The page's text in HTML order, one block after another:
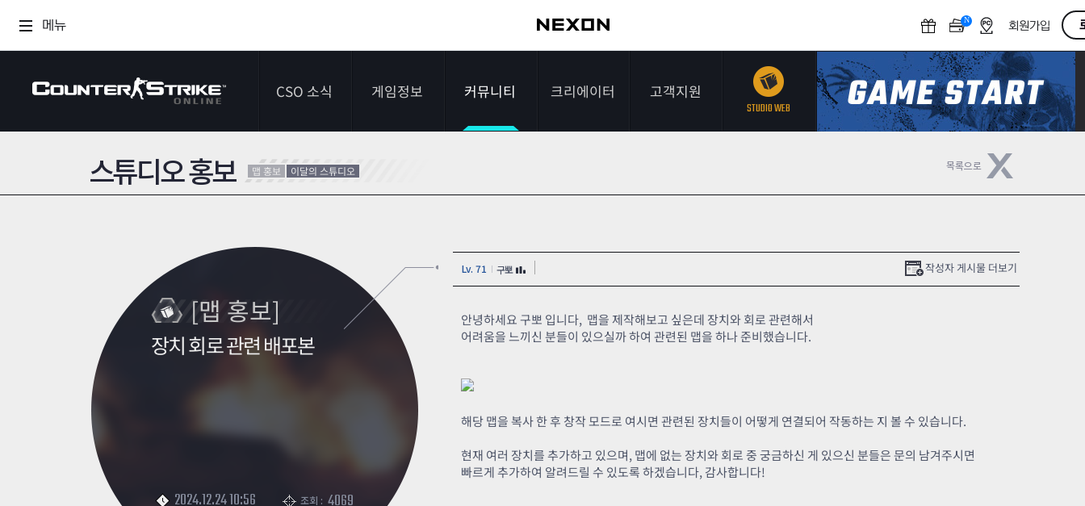
메뉴 N
F
회원가입
CSO 소식
공지사항
게임정보
레벨
NEXON NOW
추가 정보
카스온라인TV
커뮤니티
아이디어게시판
스튜디오 홍보
크리에이터 고객지원
불법 프로그램 신고
STUDIO WEB
스튜디오 홍보 맵 홍보 이달의 스튜디오
[맵 홍보]
장치 회로 관련 배포본
2024.12.24 10:56 조회 :
Lv. 71 구뽀 작성자 게시물 더보기
안녕하세요 구뽀 입니다, 맵을 제작해보고 싶은데 장치와 회로 관련해서
어려움을 느끼신 분들이 있으실까 하여 관련된 맵을 하나 준비했습니다.
해당 맵을 복사 한 후 창작 모드로 여시면 관련된 장치들이 어떻게 연결되어 작동하는 지 볼 수 있습니다.
현재 여러 장치를 추가하고 있으며, 맵에 없는 장치와 회로 중 궁금하신 게 있으신 분들은 문의 남겨주시면
빠르게 추가하여 알려드릴 수 있도록 하겠습니다, 감사합니다!